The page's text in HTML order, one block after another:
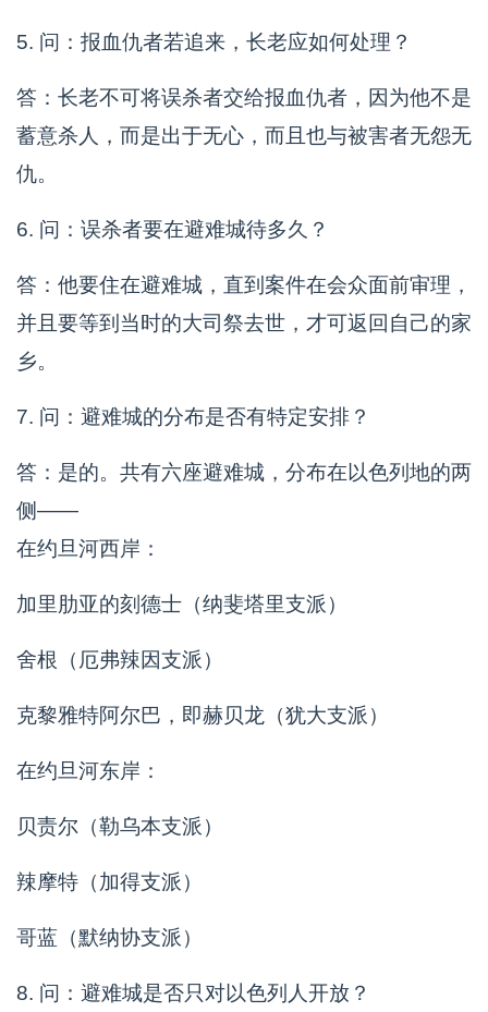
5. 问：报血仇者若追来，长老应如何处理？
答：长老不可将误杀者交给报血仇者，因为他不是
蓄意杀人，而是出于无心，而且也与被害者无怨无
仇。
6. 问：误杀者要在避难城待多久？
答：他要住在避难城，直到案件在会众面前审理，
并且要等到当时的大司祭去世，才可返回自己的家
乡。
7. 问：避难城的分布是否有特定安排？
答：是的。共有六座避难城，分布在以色列地的两
侧——
在约旦河西岸：
加里肋亚的刻德士（纳斐塔里支派）
舍根（厄弗辣因支派）
克黎雅特阿尔巴，即赫贝龙（犹大支派）
在约旦河东岸：
贝责尔（勒乌本支派）
辣摩特（加得支派）
哥蓝（默纳协支派）
8. 问：避难城是否只对以色列人开放？